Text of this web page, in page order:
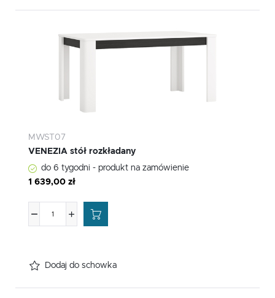
MWST07
VENEZIA stół rozkładany
do 6 tygodni - produkt na zamówienie
1 639,00 zł
Dodaj do schowka